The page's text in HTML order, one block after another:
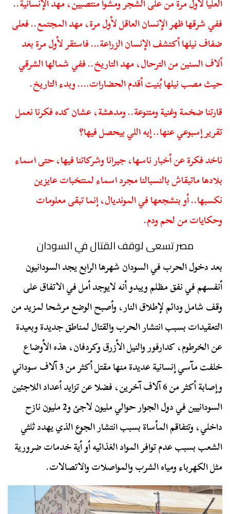
ففي شرقها ظهر الإنسان العاقل لأول مرة، مهد المجتمع.. فعلى
ضفاف نيلها أكتشف الإنسان الزراعة… فاستقر لأول مرة بعد
ألاف السنين من الترحال، مهد التاريخ.. ففي شمالها الشرقي
حيث مصب نيلها بُنيت أقدم الحضارات…. وبدء التاريخ.
قارتنا ضخمة وغنية ومتنوعة.. ومدهشة، عشان كده فكرنا نعمل
تقرير إسبوعي عنها.. إيه اللي بيحصل فيها؟
ناخد فكرة عن أخبار ناسها، جيرانا وشركاتنا فيها، حتى اسماء
بلادها ماتبقاش بالنسبالنا مجرد اسماء لمنتخبات عايزين
نكسبها.. أو بنشجعها في المونديال، إنما تبقى معلومات
وحكايات من لحم ودم.
مصر تسعى لوقف القتال في السودان
بعد دخول الحرب في السودان شهرها الرابع يجد السودانيون
أنفسهم في نفق مظلم ويبدو أنه لايوجد أمل في الاتفاق على
وقف شامل ودائم لإطلاق النار، وأصبح الوضع مرشحا لمزيد من
التعقيدات بسبب انتشار الحرب والقتال لمناطق جديدة وبعيدة
عن الخرطوم، كدارفور والنيل الأزرق وكردفان، هذه الأوضاع
خلفت مآسي إنسانية عديدة منها مقتل أكثر من 3 آلاف سوداني
وإصابة أكثر من 6 آلاف آخرين، فضلا عن تزايد أعداد اللاجئين
السودانيين في دول الجوار حوالي مليون لاجئ و2 مليون نازح
داخلي، وتتفاقم المأساة بسبب انتشار الجوع الذي يهدد ثلثي
الشعب بسبب عدم توافر المواد الغذائيه أو أية خدمات ضرورية
مثل الكهرباء ومياه الشرب والمواصلات والاتصالات.